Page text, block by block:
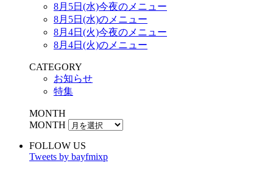
8月5日(水)今夜のメニュー
8月5日(水)のメニュー
8月4日(火)今夜のメニュー
8月4日(火)のメニュー
CATEGORY
お知らせ
特集
MONTH
MONTH
FOLLOW US
Tweets by bayfmixp